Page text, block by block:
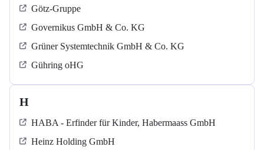
Götz-Gruppe
Governikus GmbH & Co. KG
Grüner Systemtechnik GmbH & Co. KG
Gühring oHG
H
HABA - Erfinder für Kinder, Habermaass GmbH
Heinz Holding GmbH